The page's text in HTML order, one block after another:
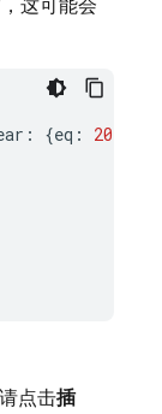
，这可能会
: {eq : 2022
点击插